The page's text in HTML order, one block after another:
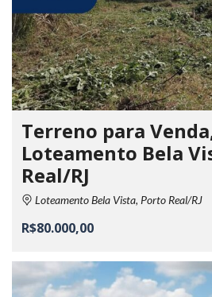
Terreno para
Loteamento Bela
Real/RJ
Loteamento Bela Vista, Porto Real/RJ
R$80.000,00